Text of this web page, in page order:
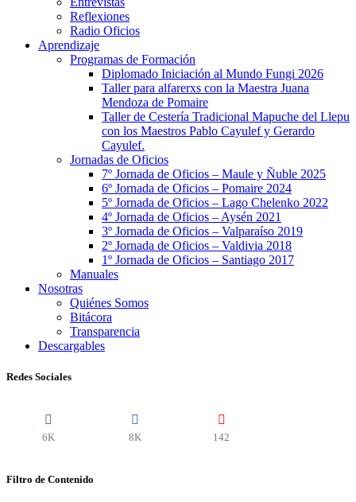
Reflexiones
Radio Oficios
Aprendizaje
Programas de Formación
Diplomado Iniciación al Mundo Fungi 2026
Taller para alfarerxs con la Maestra Juana
Mendoza de Pomaire
Taller de Cestería Tradicional Mapuche del Llepu
con los Maestros Pablo Cayulef y Gerardo
Cayulef.
Jornadas de Oficios
7º Jornada de Oficios – Maule y Ñuble 2025
6º Jornada de Oficios – Pomaire 2024
5º Jornada de Oficios – Lago Chelenko 2022
4º Jornada de Oficios – Aysén 2021
3º Jornada de Oficios – Valparaíso 2019
2º Jornada de Oficios – Valdivia 2018
1º Jornada de Oficios – Santiago 2017
Manuales
Nosotras
Quiénes Somos
Bitácora
Transparencia
Descargables
Redes Sociales
6K 8K 142
Filtro de Contenido